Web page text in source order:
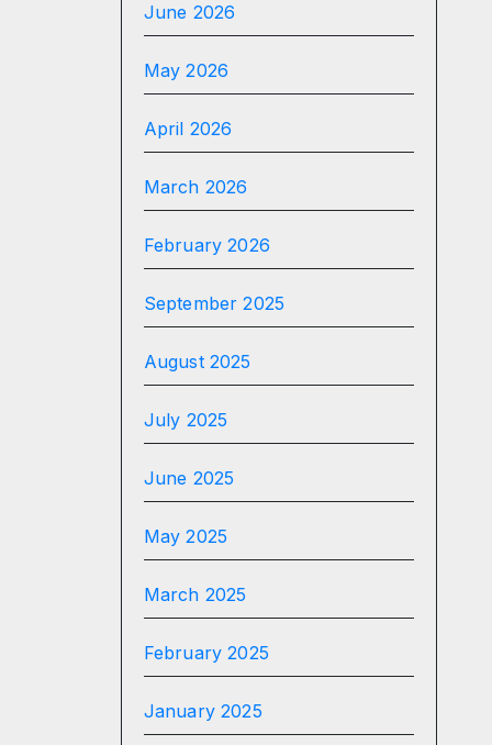
June 2026
May 2026
April 2026
March 2026
February 2026
September 2025
August 2025
July 2025
June 2025
May 2025
March 2025
February 2025
January 2025